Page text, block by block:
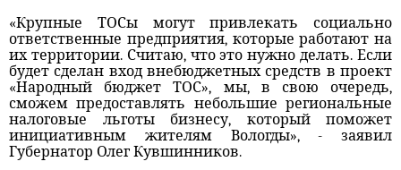
«Крупные ТОСы могут привлекать социально
ответственные предприятия, которые работают на
их территории. Считаю, что это нужно делать. Если
будет сделан вход внебюджетных средств в проект
«Народный бюджет ТОС», мы, в свою очередь,
сможем предоставлять небольшие региональные
налоговые льготы бизнесу, который поможет
инициативным жителям Вологды», - заявил
Губернатор Олег Кувшинников.